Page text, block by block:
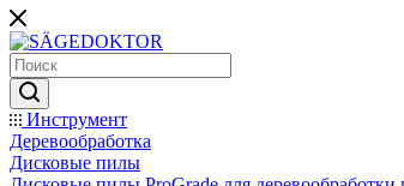
Инструмент
Деревообработка
Дисковые пилы